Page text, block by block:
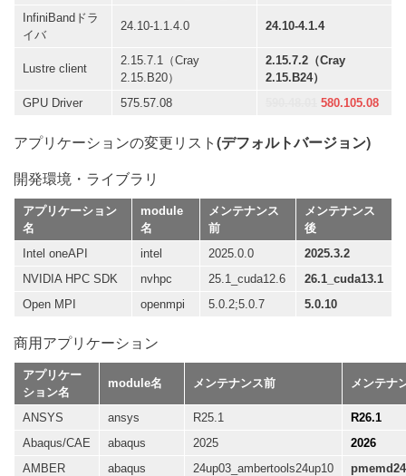
InfiniBandドラ
イバ
24.10-1.1.4.0 24.10-4.1.4
Lustre client
2.15.7.1（Cray
2.15.B20）
2.15.7.2（Cray
2.15.B24）
GPU Driver
575.57.08 580.105.08
アプリケーションの変更リスト(デフォルトバージョン)
開発環境・ライブラリ
アプリケーション
名
module
名
メンテナンス
前
メンテナンス
後
Intel oneAPI
intel 2025.0.0
2025.3.2
NVIDIA HPC SDK
nvhpc 25.1_cuda12.6
26.1_cuda13.1
Open MPI
openmpi 5.0.2;5.0.7 5.0.10
商用アプリケーション
アプリケー
ション名
module名 メンテナンス前 メンテナ
ANSYS ansys R25.1
R26.1
Abaqus/CAE
abaqus 2025
2026
AMBER
abaqus 24up03_ambertools24up10